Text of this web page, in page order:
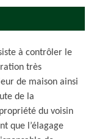
à contrôler le
très
de maison ainsi
de la
du voisin
que l’élagage